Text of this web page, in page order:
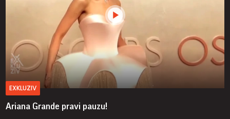
EXKLUZIV
Ariana Grande pravi pauzu!